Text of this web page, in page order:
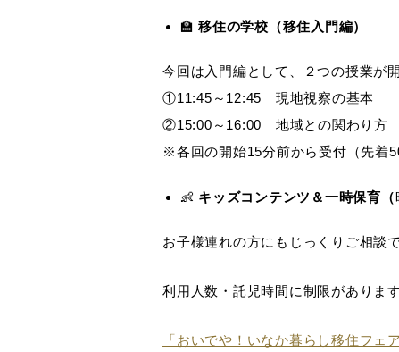
🏫 移住の学校（移住入門編）
今回は入門編として、２つの授業が
①11:45～12:45 現地視察の基本
②15:00～16:00 地域との関わり方
※各回の開始15分前から受付（先着
👶 キッズコンテンツ＆一時保育（
お子様連れの方にもじっくりご相談
利用人数・託児時間に制限があります
「おいでや！いなか暮らし移住フェ